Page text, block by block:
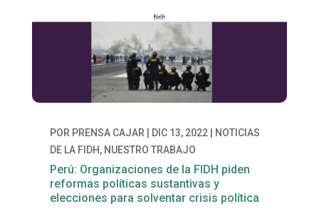
POR PRENSA CAJAR DIC 13, 2022|
NOTICIAS
DE LA FIDH, NUESTRO TRABAJO
Perú: Organizaciones de la FIDH piden
reformas políticas sustantivas y
elecciones para solventar crisis política